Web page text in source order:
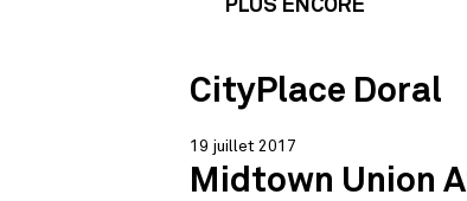
CityPlace Doral
19 juillet 2017
Midtown Union